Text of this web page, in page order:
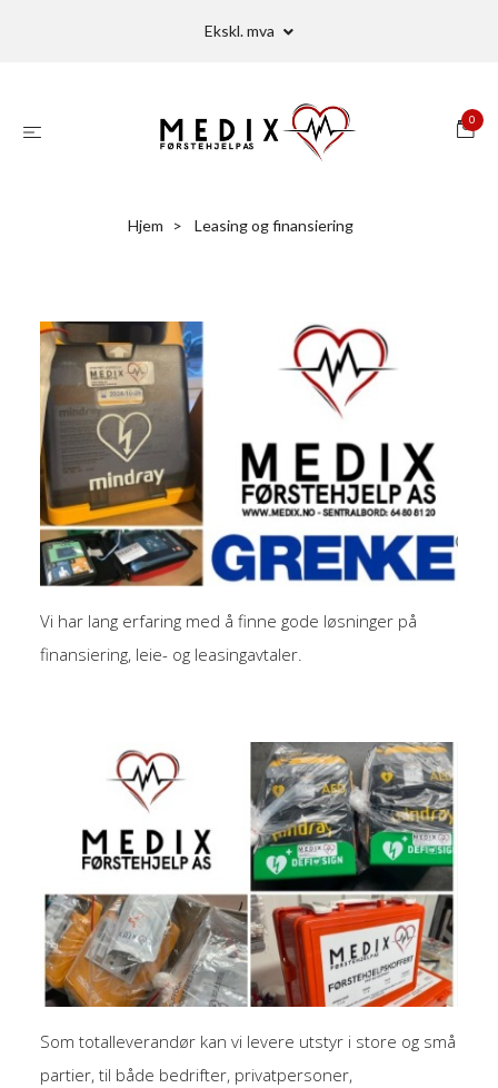
Ekskl. mva
0
Hjem Leasing og finansiering
Vi har lang erfaring med å finne gode løsninger på
finansiering, leie- og leasingavtaler.
Som totalleverandør kan vi levere utstyr i store og små
partier, til både bedrifter, privatpersoner,